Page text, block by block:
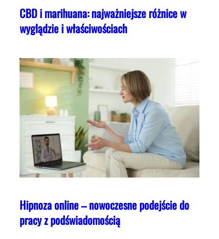
CBD i marihuana: najważniejsze różnice w
wyglądzie i właściwościach
Hipnoza online – nowoczesne podejście do
pracy z podświadomością